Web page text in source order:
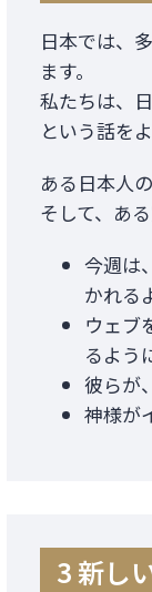
日本では、
ます。
私たちは、
という話を
ある日本人
そして、あ
今週は
かれる
ウェブ
るよう
彼らが
神様が
3 新し